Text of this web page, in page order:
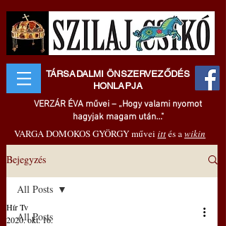
TÁRSADALMI ÖNSZERVEZŐDÉS
HONLAPJA
VERZÁR ÉVA művei – „Hogy valami nyomot
hagyjak magam után..."
VARGA DOMOKOS GYÖRGY művei ittés awikin
Bejegyzés
All Posts
All Posts
Hír Tv
2020. okt. 16.